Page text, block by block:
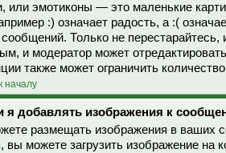
или эмотиконы — это маленькие
:) означает радость, а :(
Только не
и модератор может
также может ограничить
началу
я добавлять изображения к
размещать изображения в ваших
вы можете загрузить изображение